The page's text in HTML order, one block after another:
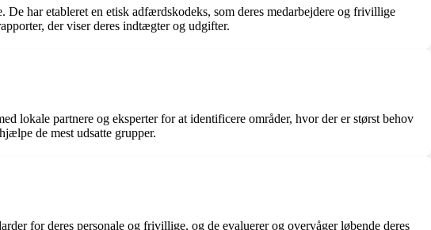
har etableret en etisk adfærdskodeks, som deres medarbejdere og frivillige
der viser deres indtægter og udgifter.
lokale partnere og eksperter for at identificere områder, hvor der er størst behov
de mest udsatte grupper.
for deres personale og frivillige, og de evaluerer og overvåger løbende deres